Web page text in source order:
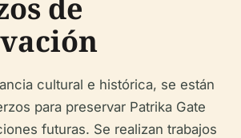
de
cultural e histórica, se están
para preservar Patrika Gate
futuras. Se realizan trabajos